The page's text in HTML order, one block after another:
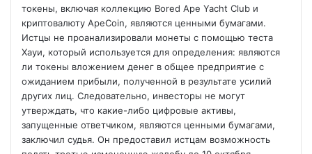
токены, включая коллекцию Bored Ape Yacht Club и
криптовалюту ApeCoin, являются ценными бумагами.
Истцы не проанализировали монеты с помощью теста
Хауи, который используется для определения: являются
ли токены вложением денег в общее предприятие с
ожиданием прибыли, полученной в результате усилий
других лиц. Следовательно, инвесторы не могут
утверждать, что какие-либо цифровые активы,
запущенные ответчиком, являются ценными бумагами,
заключил судья. Он предоставил истцам возможность